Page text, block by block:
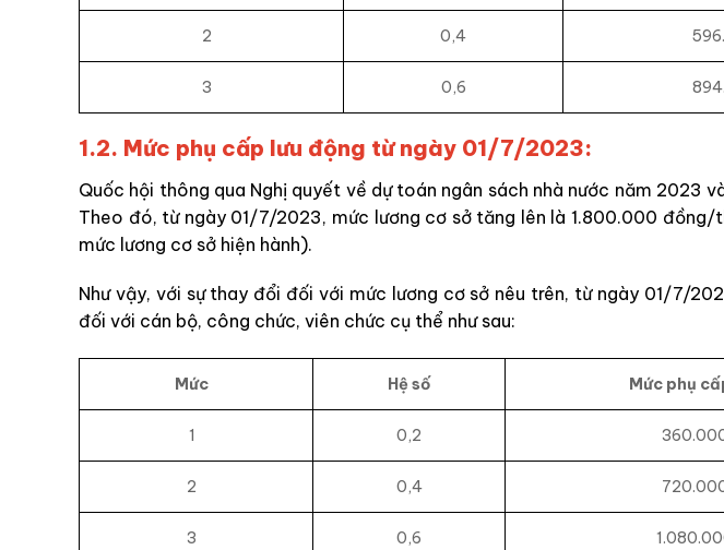
2 0,4
3 0,6
1.2. Mức phụ cấp lưu động từ ngày 01/7/2023:
Quốc hội thông qua Nghị quyết về dự toán ngân sách nhà nước năm 2023
Theo đó, từ ngày 01/7/2023, mức lương cơ sở tăng lên là 1.800.000 đồng/
mức lương cơ sở hiện hành).
Như vậy, với sự thay đổi đối với mức lương cơ sở nêu trên, từ ngày 01/7/
đối với cán bộ, công chức, viên chức cụ thể như sau:
Mức Hệ số Mức phụ
1 0,2
2 0,4
3 0,6